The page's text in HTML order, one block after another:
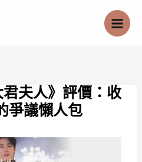
夫人》評價：收
爭議懶人包